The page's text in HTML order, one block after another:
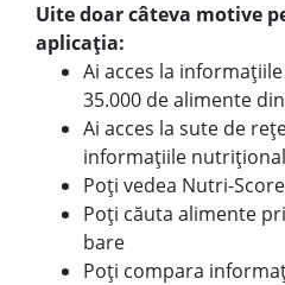
Uite doar câteva motive
aplicația:
Ai acces la
35.000 de alimente
Ai acces la sute de
informațiile
Poți vedea Nutri-
Poți căuta alimente
bare
Poți compara